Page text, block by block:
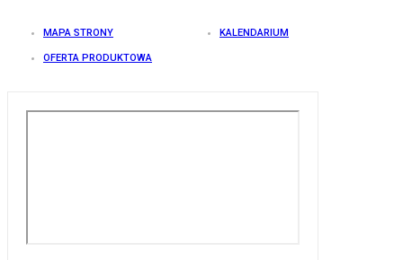
MAPA STRONY KALENDARIUM
OFERTA PRODUKTOWA